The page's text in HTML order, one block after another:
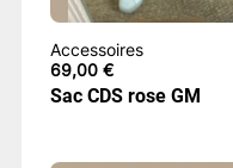
Accessoires
69,00 €
Sac CDS rose GM